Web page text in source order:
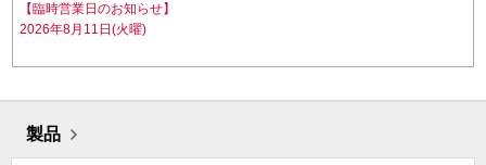
【臨時営業日のお知らせ】
2026年8月11日(火曜)
製品